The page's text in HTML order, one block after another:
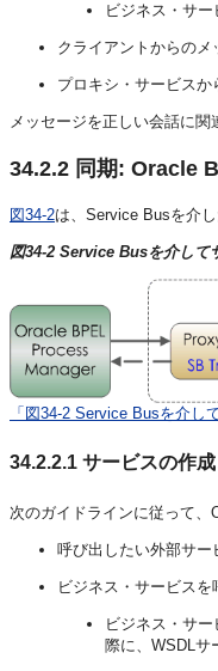
ビジネス・サー
クライアントからの
プロキシ・サービス
メッセージを正しい会話に関
34.2.2 同期: Oracle
図34-2は、Service Busを介
図34-2 Service Busを介して
「図34-2 Service Busを介
34.2.2.1 サービスの作
次のガイドラインに従って
呼び出したい外部サ
ビジネス・サービス
ビジネス・サ
際に、WSDLサ